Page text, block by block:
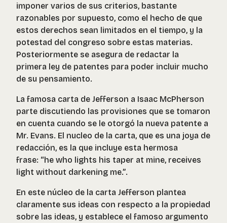
imponer varios de sus criterios, bastante
razonables por supuesto, como el hecho de que
estos derechos sean limitados en el tiempo, y la
potestad del congreso sobre estas materias.
Posteriormente se asegura de redactar la
primera ley de patentes para poder incluir mucho
de su pensamiento.
La famosa carta de Jefferson a Isaac McPherson
parte discutiendo las provisiones que se tomaron
en cuenta cuando se le otorgó la nueva patente a
Mr. Evans. El nucleo de la carta, que es una joya de
redacción, es la que incluye esta hermosa
frase: “he who lights his taper at mine, receives
light without darkening me.”.
En este núcleo de la carta Jefferson plantea
claramente sus ideas con respecto a la propiedad
sobre las ideas, y establece el famoso argumento